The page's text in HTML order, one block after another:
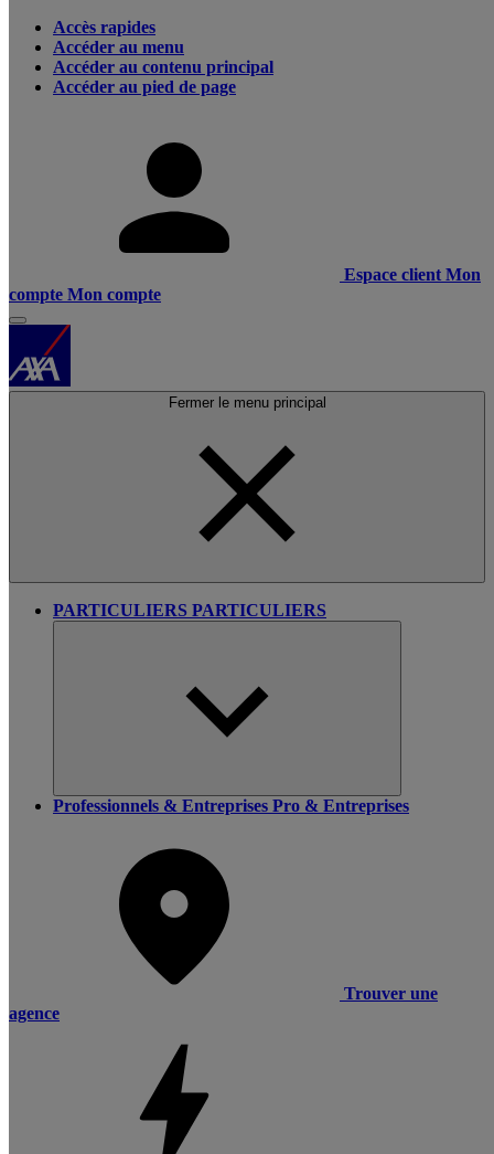
Accès rapides
Accéder au menu
Accéder au contenu principal
Accéder au pied de page
Espace client Mon
compte Mon compte
Fermer le menu principal
PARTICULIERS PARTICULIERS
Professionnels & Entreprises Pro & Entreprises
Trouver une
agence